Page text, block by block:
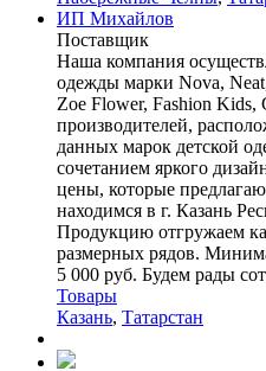
ИП Михайлов
Поставщик
Наша компания
одежды марки Nova,
Zoe Flower, Fashion Kids,
производителей,
данных марок детской
сочетанием яркого
цены, которые
находимся в г. Казань
Продукцию отгружаем
размерных рядов.
5 000 руб. Будем рады
Товары
Казань, Татарстан